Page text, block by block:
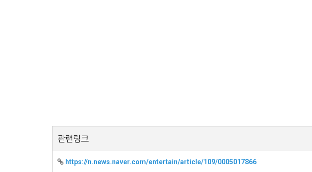
관련링크
https://n.news.naver.com/entertain/article/109/0005017866